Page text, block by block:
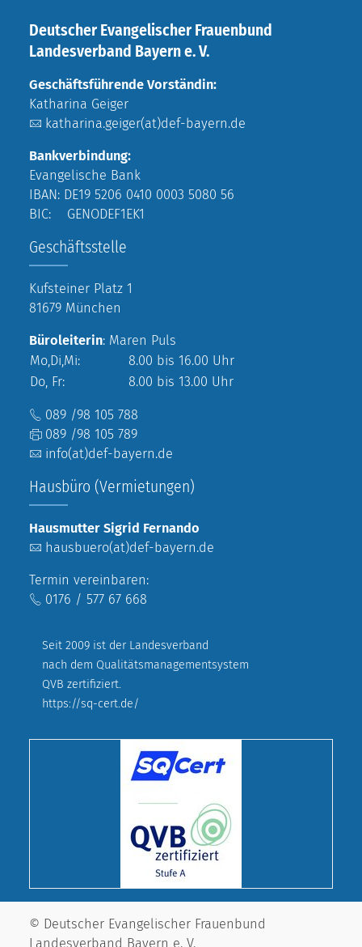
Deutscher Evangelischer Frauenbund
Landesverband Bayern e. V.
Geschäftsführende Vorständin:
Katharina Geiger
katharina.geiger(at)def-bayern.de
Bankverbindung:
Evangelische Bank
IBAN: DE19 5206 0410 0003 5080 56
BIC: GENODEF1EK1
Geschäftsstelle
Kufsteiner Platz 1
81679 München
Büroleiterin: Maren Puls
Mo,Di,Mi:
8.00 bis 16.00 Uhr
Do, Fr:
8.00 bis 13.00 Uhr
089 /98 105 788
089 /98 105 789
info(at)def-bayern.de
Hausbüro (Vermietungen)
Hausmutter Sigrid Fernando
hausbuero(at)def-bayern.de
Termin vereinbaren:
0176 / 577 67 668
Seit 2009 ist der Landesverband
nach dem Qualitätsmanagementsystem
QVB zertifiziert.
https://sq-cert.de/
© Deutscher Evangelischer Frauenbund
Landesverband Bayern e. V.